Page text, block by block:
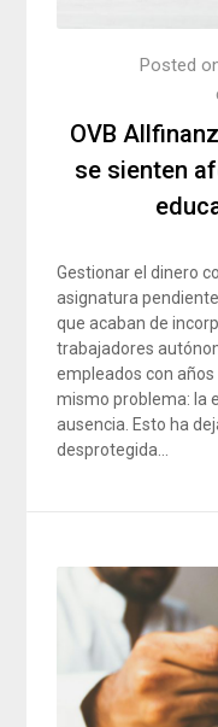
OVB
se sienten
Posted
Gestionar el dinero
asignatura
que acaban de
trabajadores
empleados con
mismo problema: la
ausencia. Esto ha
desprotegida…